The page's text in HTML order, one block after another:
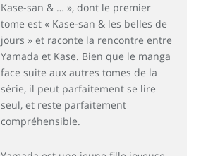
Kase-san & … », dont le premier
tome est « Kase-san & les belles de
jours » et raconte la rencontre entre
Yamada et Kase. Bien que le manga
face suite aux autres tomes de la
série, il peut parfaitement se lire
seul, et reste parfaitement
compréhensible.